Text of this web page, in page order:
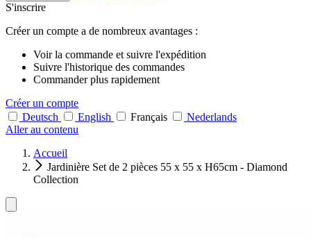
S'inscrire
Créer un compte a de nombreux avantages :
Voir la commande et suivre l'expédition
Suivre l'historique des commandes
Commander plus rapidement
Créer un compte
Deutsch
English Français
Nederlands
Aller au contenu
Accueil
Jardinière Set de 2 pièces 55 x 55 x H65cm - Diamond
Collection